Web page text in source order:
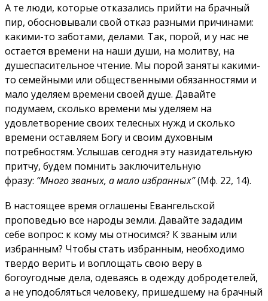
А те люди, которые отказались прийти на брачный
пир, обосновывали свой отказ разными причинами:
какими-то заботами, делами. Так, порой, и у нас не
остается времени на наши души, на молитву, на
душеспасительное чтение. Мы порой заняты какими-
то семейными или общественными обязанностями и
мало уделяем времени своей душе. Давайте
подумаем, сколько времени мы уделяем на
удовлетворение своих телесных нужд и сколько
времени оставляем Богу и своим духовным
потребностям. Услышав сегодня эту назидательную
притчу, будем помнить заключительную
фразу: “Много званых, а мало избранных”(Мф. 22, 14).
В настоящее время оглашены Евангельской
проповедью все народы земли. Давайте зададим
себе вопрос: к кому мы относимся? К званым или
избранным? Чтобы стать избранным, необходимо
твердо верить и воплощать свою веру в
богоугодные дела, одеваясь в одежду добродетелей,
а не уподобляться человеку, пришедшему на брачный